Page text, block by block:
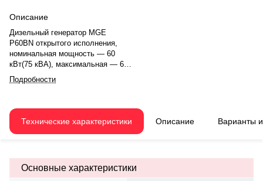
Описание
Дизельный генератор MGE
P60BN открытого исполнения,
номинальная мощность — 60
кВт(75 кВА), максимальная — 66
кВт (82.5 кВА). Двигатель
BAUDOUIN 4M10G88/5, рядное,
регулятором оборотов.
Номинальная мощность
охлаждения — жидкостная,
смазки — 13 л. Частота
Подробности
Технические характеристики Описание Варианты
Основные характеристики